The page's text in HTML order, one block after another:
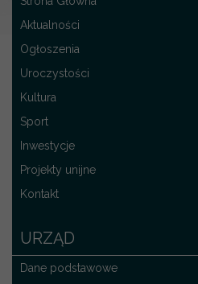
Aktualności
Ogłoszenia
Uroczystości
Kultura
Sport
Inwestycje
Projekty unijne
Kontakt
URZĄD
Dane podstawowe